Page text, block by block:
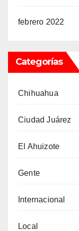
febrero 2022
Categorías
Chihuahua
Ciudad Juárez
El Ahuizote
Gente
Internacional
Local